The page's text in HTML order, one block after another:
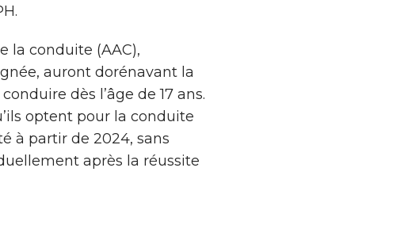
la conduite (AAC),
auront dorénavant la
dès l’âge de 17 ans.
optent pour la conduite
à partir de 2024, sans
après la réussite